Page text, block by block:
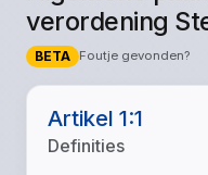
verordening
BETA Foutje gevonden?
Artikel 1:1
Definities